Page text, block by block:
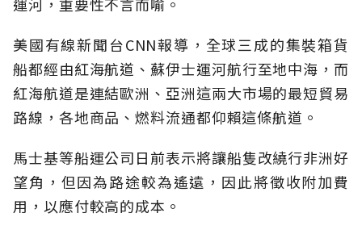
美國有線新聞台CNN報導，全球三成的集裝箱貨
船都經由紅海航道、蘇伊士運河航行至地中海，而
紅海航道是連結歐洲、亞洲這兩大市場的最短貿易
路線，各地商品、燃料流通都仰賴這條航道。
馬士基等船運公司日前表示將讓船隻改繞行非洲好
望角，但因為路途較為遙遠，因此將徵收附加費
用，以應付較高的成本。